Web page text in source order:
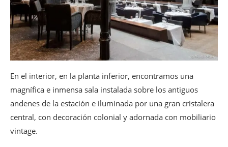
En el interior, en la planta inferior, encontramos una
magnífica e inmensa sala instalada sobre los antiguos
andenes de la estación e iluminada por una gran cristalera
central, con decoración colonial y adornada con mobiliario
vintage.